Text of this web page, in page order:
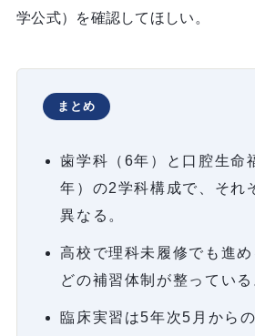
学公式）を確認してほしい。
まとめ
歯学科（6年）と口腔生命
年）の2学科構成で、それ
異なる。
高校で理科未履修でも進
どの補習体制が整っている
臨床実習は5年次5月から